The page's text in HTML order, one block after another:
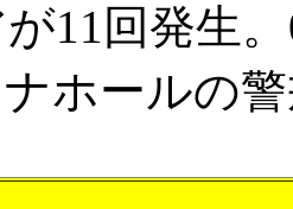
11回発生
ホールの